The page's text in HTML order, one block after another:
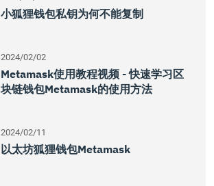
小狐狸钱包私钥为何不能复制
2024/02/02
Metamask使用教程视频 - 快速学习区
块链钱包Metamask的使用方法
2024/02/11
以太坊狐狸钱包Metamask